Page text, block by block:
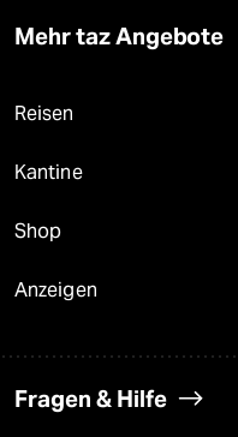
Mehr taz Angebote
Reisen
Kantine
Shop
Anzeigen
Fragen & Hilfe